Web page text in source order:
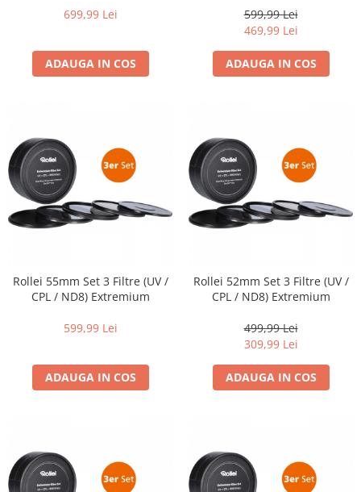
699,99 Lei
ADAUGA IN COS
599,99 Lei
469,99 Lei
ADAUGA IN COS
Rollei 55mm Set 3 Filtre (UV /
CPL / ND8) Extremium
599,99 Lei
ADAUGA IN COS
Rollei 52mm Set 3 Filtre (UV /
CPL / ND8) Extremium
499,99 Lei
309,99 Lei
ADAUGA IN COS